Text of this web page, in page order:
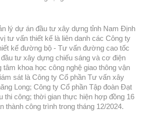
lý dự án đầu tư xây dựng tỉnh Nam Định
tư vấn thiết kế là liên danh các Công ty
kế đường bộ - Tư vấn đường cao tốc
tư xây dựng chiếu sáng và cơ điện
tâm khoa học công nghệ giao thông vận
sát là Công ty Cổ phần Tư vấn xây
Long; Công ty Cổ phần Tập đoàn Đạt
thi công; thời gian thực hiện hợp đồng 16
thành công trình trong tháng 12/2024.